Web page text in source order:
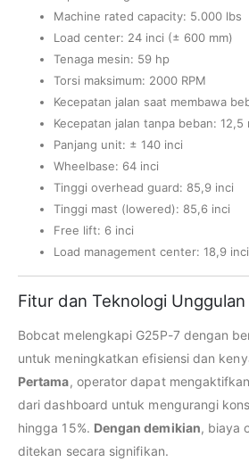
Machine rated capacity: 5.000 lbs
Load center: 24 inci (± 600 mm)
Tenaga mesin: 59 hp
Torsi maksimum: 2000 RPM
Kecepatan jalan saat membawa
Kecepatan jalan tanpa beban: 12,5
Panjang unit: ± 140 inci
Wheelbase: 64 inci
Tinggi overhead guard: 85,9 inci
Tinggi mast (lowered): 85,6 inci
Free lift: 6 inci
Load management center: 18,9 inci
Fitur dan Teknologi Unggulan
Bobcat melengkapi G25P-7 dengan
untuk meningkatkan efisiensi dan
Pertama, operator dapat
dari dashboard untuk mengurangi
hingga 15%. Dengan demikian, biaya
ditekan secara signifikan.